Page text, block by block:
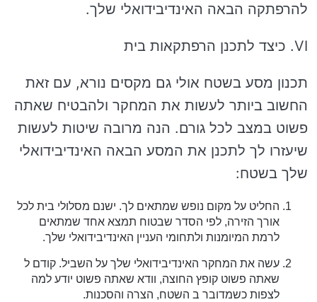
להרפתקה הבאה האינדיבידואלי שלך.
VI. כיצד לתכנן הרפתקאות בית
תכנון מסע בשטח אולי גם מקסים נורא, עם זאת
החשוב ביותר לעשות את המחקר ולהבטיח שאתה
פשוט במצב לכל גורם. הנה מרובה שיטות לעשות
שיעזרו לך לתכנן את המסע הבאה האינדיבידואלי
שלך בשטח:
החליט על מקום נופש שמתאים לך. ישנם מסלולי בית לכל
אורך הזירה, לפי הסדר שבטוח תמצא אחד שמתאים
לרמת המיומנות ולתחומי העניין האינדיבידואלי שלך.
עשה את המחקר האינדיבידואלי שלך על השביל. קודם ל
שאתה פשוט קופץ החוצה, וודא שאתה פשוט יודע למה
לצפות כשמדובר ב השטח, הצרה והסכנות.